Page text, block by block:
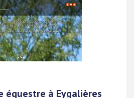
équestre à Eygalières